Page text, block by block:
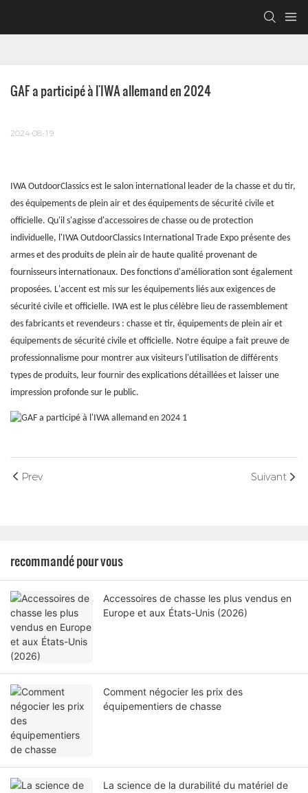
GAF a participé à l'IWA allemand en 2024
2024-08-19
IWA OutdoorClassics est le salon international leader de la chasse et du tir,
des équipements de plein air et des équipements de sécurité civile et
officielle. Qu'il s'agisse d'accessoires de chasse ou de protection
individuelle, l'IWA OutdoorClassics International Trade Expo présente des
armes et des produits de plein air de haute qualité provenant de
fournisseurs internationaux. Des fonctions d'amélioration sont également
proposées. L'accent est mis sur les équipements liés aux exigences de
sécurité civile et officielle. IWA est le plus célèbre lieu de rassemblement
des fabricants et revendeurs : chasse et tir, équipements de plein air et
équipements de sécurité civile et officielle. Notre équipe a fait preuve de
professionnalisme pour montrer aux visiteurs l'utilisation de différents
types de produits, leur fournir des explications détaillées et laisser une
impression profonde sur le public.
Prev Suivant
recommandé pour vous
Accessoires de chasse les plus vendus en
Europe et aux États-Unis (2026)
Comment négocier les prix des
équipementiers de chasse
La science de la durabilité du matériel de